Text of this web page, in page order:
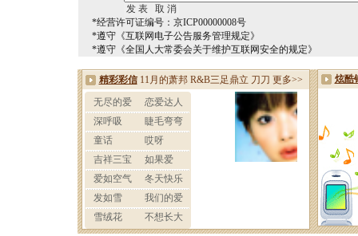
*经营许可证编号：京ICP00000008号
*遵守《互联网电子公告服务管理规定》
*遵守《全国人大常委会关于维护互联网安全的规定》